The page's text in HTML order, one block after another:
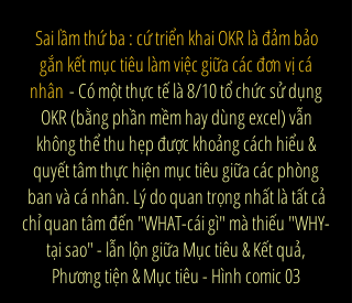
Sai lầm thứ ba : cứ triển khai OKR là đảm bảo
gắn kết mục tiêu làm việc giữa các đơn vị cá
nhân - Có một thực tế là 8/10 tổ chức sử dụng
OKR (bằng phần mềm hay dùng excel) vẫn
không thể thu hẹp được khoảng cách hiểu &
quyết tâm thực hiện mục tiêu giữa các phòng
ban và cá nhân. Lý do quan trọng nhất là tất cả
chỉ quan tâm đến "WHAT-cái gì" mà thiếu "WHY-
tại sao" - lẫn lộn giữa Mục tiêu & Kết quả,
Phương tiện & Mục tiêu - Hình comic 03